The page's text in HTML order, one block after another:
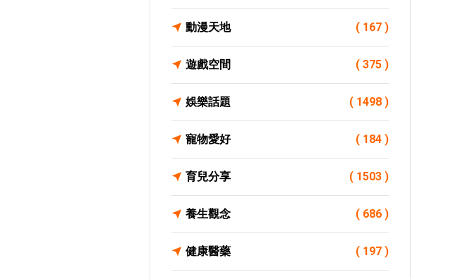
動漫天地 ( 167 )
遊戲空間 ( 375 )
娛樂話題 ( 1498 )
寵物愛好 ( 184 )
育兒分享 ( 1503 )
養生觀念 ( 686 )
健康醫藥 ( 197 )